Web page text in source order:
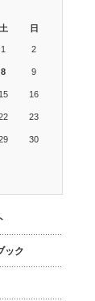
土 日
1 2
8 9
15 16
23
30
ック